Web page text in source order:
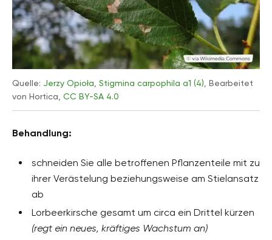
Quelle: Jerzy Opioła Stigmina carpophila a1 (4) , Bearbeitet
von Hortica, CC BY-SA 4.0
Behandlung:
schneiden Sie alle betroffenen Pflanzenteile mit zu
ihrer Verästelung beziehungsweise am Stielansatz
ab
Lorbeerkirsche gesamt um circa ein Drittel kürzen
(regt ein neues, kräftiges Wachstum an)